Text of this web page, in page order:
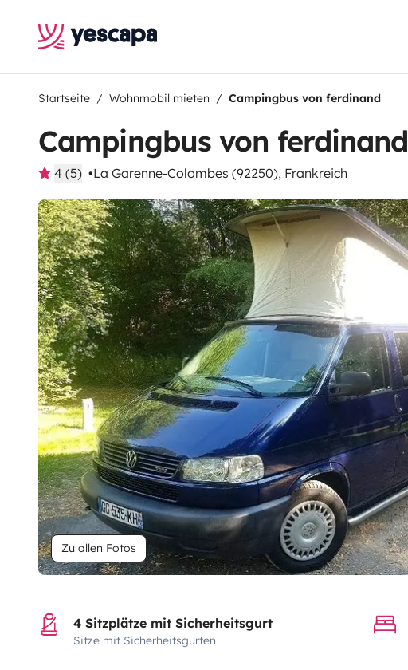
Startseite Wohnmobil mieten Campingbus von ferdinand
Campingbus von ferdinand
4 (5) La Garenne-Colombes (92250), Frankreich
Zu allen Fotos
4 Sitzplätze mit Sicherheitsgurt
Sitze mit Sicherheitsgurten